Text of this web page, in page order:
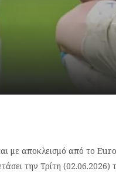
με αποκλεισμό από το
την Τρίτη